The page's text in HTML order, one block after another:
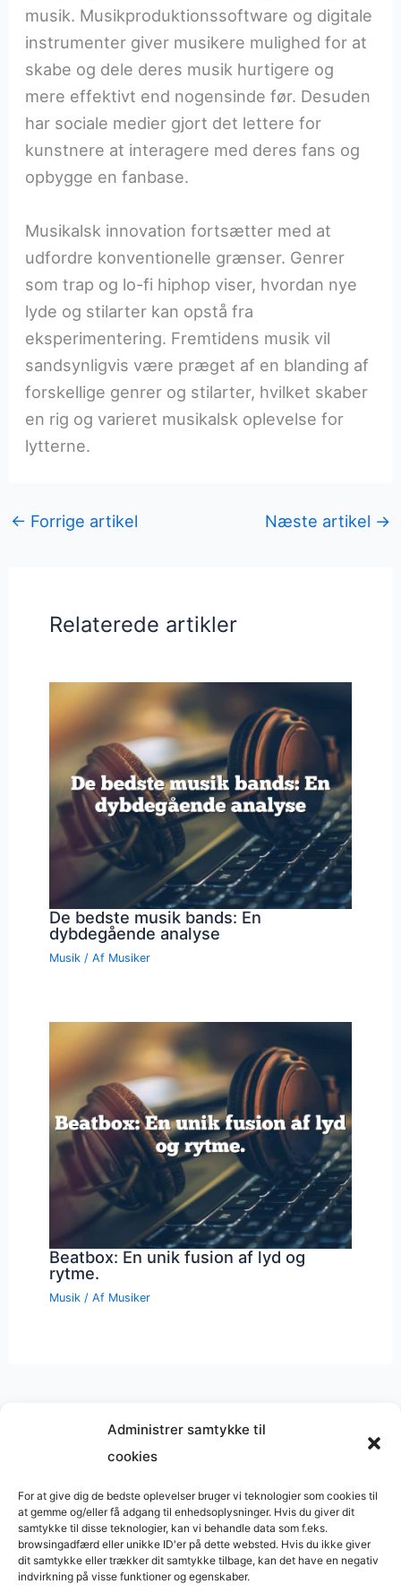
Administrer samtykke til
cookies
For at give dig de bedste oplevelser bruger vi teknologier som cookies til
at gemme og/eller få adgang til enhedsoplysninger. Hvis du giver dit
samtykke til disse teknologier, kan vi behandle data som f.eks.
browsingadfærd eller unikke ID'er på dette websted. Hvis du ikke giver
dit samtykke eller trækker dit samtykke tilbage, kan det have en negativ
indvirkning på visse funktioner og egenskaber.
musik. Musikproduktionssoftware og digitale
instrumenter giver musikere mulighed for at
skabe og dele deres musik hurtigere og
mere effektivt end nogensinde før. Desuden
har sociale medier gjort det lettere for
kunstnere at interagere med deres fans og
opbygge en fanbase.
Musikalsk innovation fortsætter med at
udfordre konventionelle grænser. Genrer
som trap og lo-fi hiphop viser, hvordan nye
lyde og stilarter kan opstå fra
eksperimentering. Fremtidens musik vil
sandsynligvis være præget af en blanding af
forskellige genrer og stilarter, hvilket skaber
en rig og varieret musikalsk oplevelse for
lytterne.
← Forrige artikel Næste artikel →
Relaterede artikler
De bedste musik bands: En
dybdegående analyse
Musik / Af Musiker
Beatbox: En unik fusion af lyd og
rytme.
Musik / Af Musiker
Musik på
Copyright © 2026 BasimWorld
Udviklet afWebbureau.dk
Bygget medWordPress